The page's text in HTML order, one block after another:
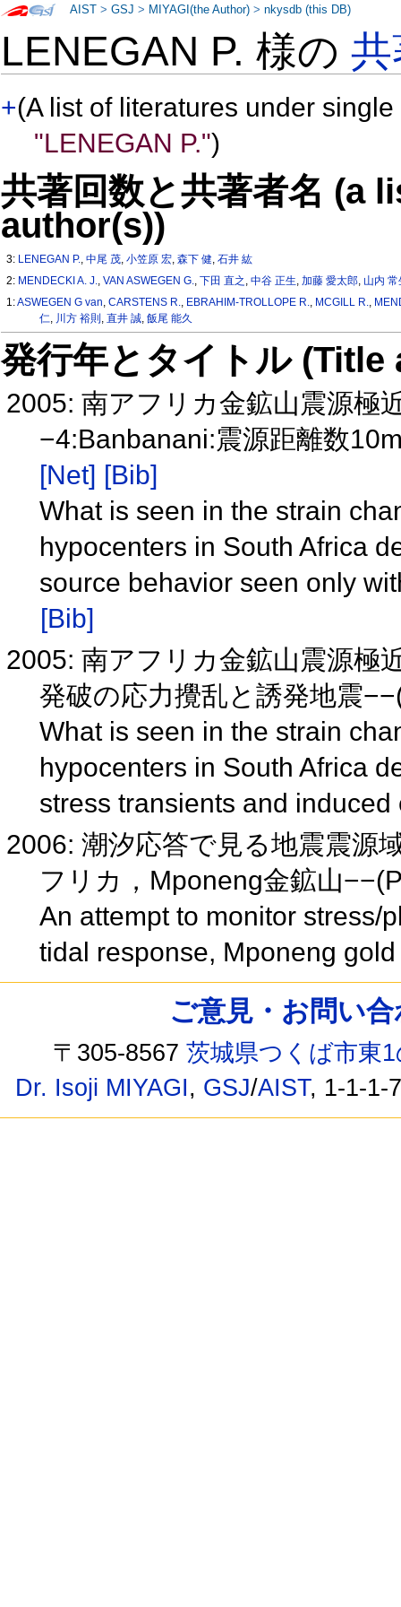
LENEGAN P. 様の
+(A list of literatures under
"LENEGAN P.")
共著回数と共著者名 (a
author(s))
3: LENEGAN P.,中尾 茂,小笠原 宏,森下 健,石井 紘
2: MENDECKI A. J.,VAN ASWEGEN G.,下田 直之 ,中谷 正生,加藤 愛太郎, 山内 常
1:ASWEGEN G van,CARSTENS R., EBRAHIM-TROLLOPE R., MCGILL R.,
仁, 川方 裕則 , 直井 誠, 飯尾 能久
発行年とタイトル
2005: 南アフリカ金鉱山震源極
−4:Banbanani:震源距離数
[Net] [Bib]
What is seen in the strain
hypocenters in South Africa
source behavior seen only
[Bib]
2005: 南アフリカ金鉱山震源極
発破の応力攪乱と誘発地震
What is seen in the strain
hypocenters in South Africa
stress transients and
2006: 潮汐応答で見る地震震源
フリカ，Mponeng金鉱山
An attempt to monitor stress/
tidal response, Mponeng
AIST >GSJ > MIYAGI(the Author) >nkysdb (this DB)
ご意見・お問い
〒305-8567茨城県つくば市東
Dr. Isoji MIYAGI, GSJ/AIST, 1-1-1-